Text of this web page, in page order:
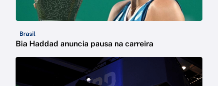
Brasil
Bia Haddad anuncia pausa na carreira